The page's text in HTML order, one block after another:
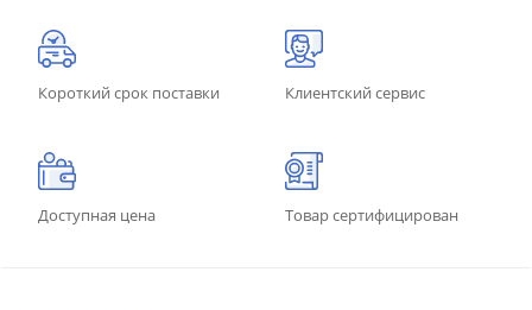
Короткий срок поставки Клиентский сервис
Доступная цена Товар сертифицирован